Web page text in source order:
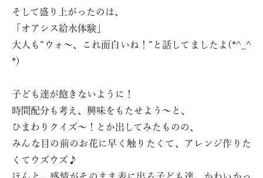
そして盛り上がったのは、
「オアシス給水体験」
大人も”ウォ〜、これ面白いね！”と話してましたよ(*^_^
*)
子ども達が飽きないように！
時間配分も考え、興味をもたせよう〜と、
ひまわりクイズ〜！とか出してみたものの、
みんな目の前のお花に早く触りたくて、アレンジ作りた
くてウズウズ♪